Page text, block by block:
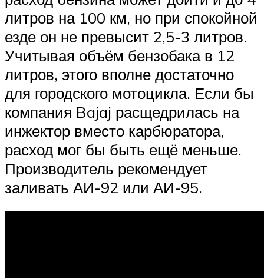
литров на 100 км, но при спокойной
езде он не превысит 2,5-3 литров.
Учитывая объём бензобака в 12
литров, этого вполне достаточно
для городского мотоцикла. Если бы
компания Bajaj расщедрилась на
инжектор вместо карбюратора,
расход мог бы быть ещё меньше.
Производитель рекомендует
заливать АИ-92 или АИ-95.